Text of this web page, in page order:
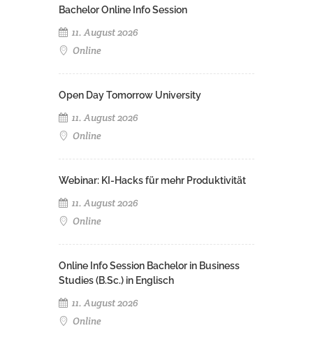
Bachelor Online Info Session
11. August 2026
Online
Open Day Tomorrow University
11. August 2026
Online
Webinar: KI-Hacks für mehr Produktivität
11. August 2026
Online
Online Info Session Bachelor in Business
Studies (B.Sc.) in Englisch
11. August 2026
Online